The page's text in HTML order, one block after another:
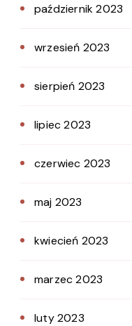
październik 2023
wrzesień 2023
sierpień 2023
lipiec 2023
czerwiec 2023
maj 2023
kwiecień 2023
marzec 2023
luty 2023